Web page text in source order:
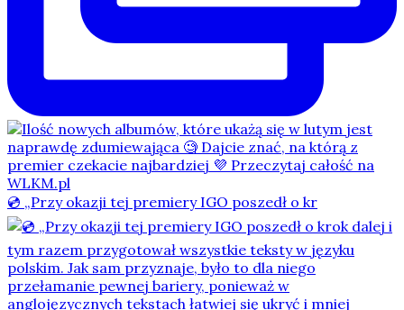
💿 „Przy okazji tej premiery IGO poszedł o kr